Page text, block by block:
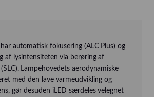
automatisk fokusering (ALC Plus) og
af lysintensiteten via berøring af
Lampehovedets aerodynamiske
med den lave varmeudvikling og
gør desuden iLED særdeles velegnet